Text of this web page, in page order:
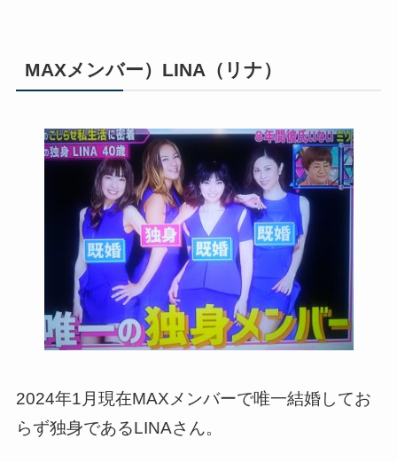
MAXメンバー）LINA（リナ）
2024年1月現在MAXメンバーで唯一結婚してお
らず独身であるLINAさん。